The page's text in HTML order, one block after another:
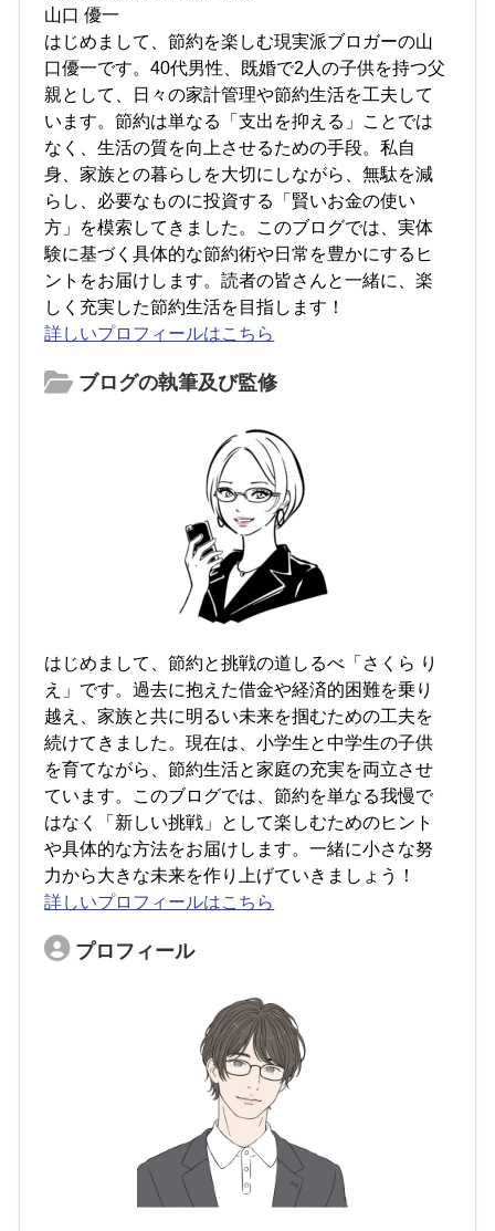
山口 優一
はじめまして、節約を楽しむ現実派ブロガーの山
口優一です。40代男性、既婚で2人の子供を持つ父
親として、日々の家計管理や節約生活を工夫して
います。節約は単なる「支出を抑える」ことでは
なく、生活の質を向上させるための手段。私自
身、家族との暮らしを大切にしながら、無駄を減
らし、必要なものに投資する「賢いお金の使い
方」を模索してきました。このブログでは、実体
験に基づく具体的な節約術や日常を豊かにするヒ
ントをお届けします。読者の皆さんと一緒に、楽
しく充実した節約生活を目指します！
詳しいプロフィールはこちら
ブログの執筆及び監修
はじめまして、節約と挑戦の道しるべ「さくら り
え」です。過去に抱えた借金や経済的困難を乗り
越え、家族と共に明るい未来を掴むための工夫を
続けてきました。現在は、小学生と中学生の子供
を育てながら、節約生活と家庭の充実を両立させ
ています。このブログでは、節約を単なる我慢で
はなく「新しい挑戦」として楽しむためのヒント
や具体的な方法をお届けします。一緒に小さな努
力から大きな未来を作り上げていきましょう！
詳しいプロフィールはこちら
プロフィール